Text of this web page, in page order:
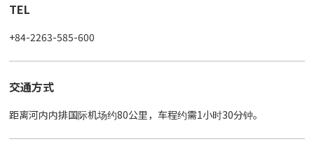
TEL
+84-2263-585-600
交通方式
距离河内内排国际机场约80公里，车程约需1小时30分钟。